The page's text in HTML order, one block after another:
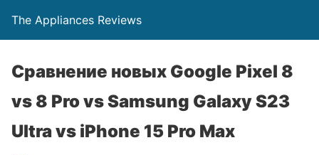
The Appliances Reviews
Сравнение новых Google Pixel 8
vs 8 Pro vs Samsung Galaxy S23
Ultra vs iPhone 15 Pro Max